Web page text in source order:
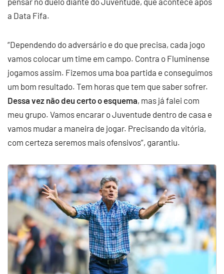
a Data Fifa.
“Dependendo do adversário e do que precisa, cada jogo
vamos colocar um time em campo. Contra o Fluminense
jogamos assim. Fizemos uma boa partida e conseguimos
um bom resultado. Tem horas que tem que saber sofrer.
Dessa vez não deu certo o esquema, mas já falei com
meu grupo. Vamos encarar o Juventude dentro de casa e
vamos mudar a maneira de jogar. Precisando da vitória,
com certeza seremos mais ofensivos”, garantiu.